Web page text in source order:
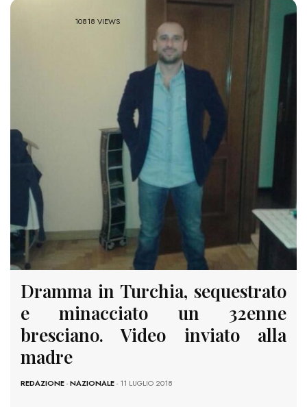
10818 VIEWS
Dramma in Turchia, sequestrato
e minacciato un 32enne
bresciano. Video inviato alla
madre
REDAZIONE-NAZIONALE- 11 LUGLIO 2018